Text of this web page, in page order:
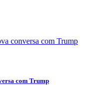
com Trump